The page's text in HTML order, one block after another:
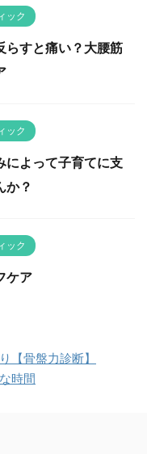
ック
らすと痛い？大腰筋
ック
によって子育てに支
か？
ック
ケア
【骨盤力診断】
時間